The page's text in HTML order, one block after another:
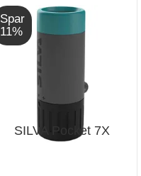
Spar
11%
SILVA Pocket 7X